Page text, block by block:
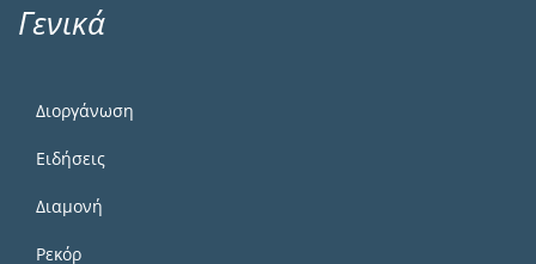
Γενικά
Διοργάνωση
Ειδήσεις
Διαμονή
Ρεκόρ